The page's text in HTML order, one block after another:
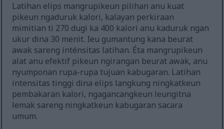
Latihan elips mangrupikeun pilihan anu kuat
pikeun ngaduruk kalori, kalayan perkiraan
mimitian ti 270 dugi ka 400 kalori anu kaduruk ngan
ukur dina 30 menit. Ieu gumantung kana beurat
awak sareng inténsitas latihan. Éta mangrupikeun
alat anu efektif pikeun ngirangan beurat awak, anu
nyumponan rupa-rupa tujuan kabugaran. Latihan
intensitas tinggi dina elips langkung ningkatkeun
pembakaran kalori, ngagancangkeun leungitna
lemak sareng ningkatkeun kabugaran sacara
umum.